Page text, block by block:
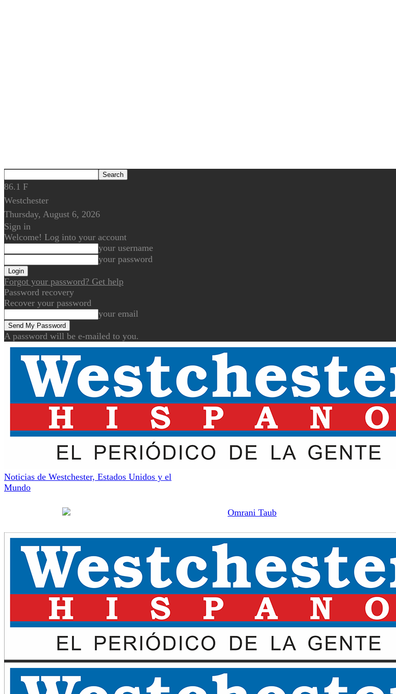
86.1 F
Westchester
Thursday, August 6, 2026
Sign in
Welcome! Log into your account
your username
your password
Forgot your password? Get help
Password recovery
Recover your password
your email
A password will be e-mailed to you.
Noticias de Westchester, Estados Unidos y el
Mundo